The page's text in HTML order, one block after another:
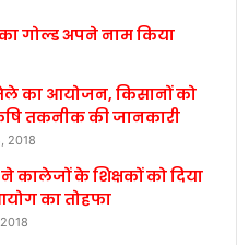
गोल्ड अपने नाम किया
का आयोजन, किसानों को
तकनीक की जानकारी
2018
कालेजों के शिक्षकों को दिया
का तोहफा